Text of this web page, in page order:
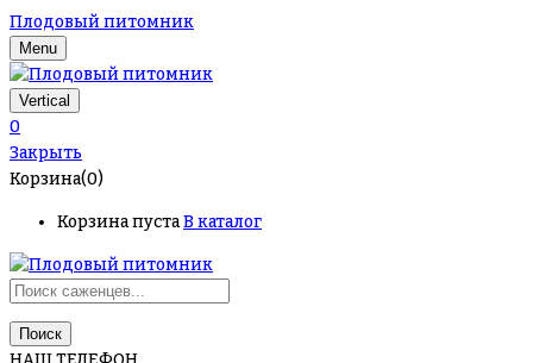
Плодовый питомник
Menu
Vertical
0
Закрыть
Корзина(0)
Корзина пустаВ каталог
Поиск